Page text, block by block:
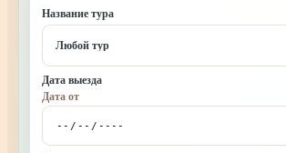
Название тура
Любой тур
Дата выезда
Дата от